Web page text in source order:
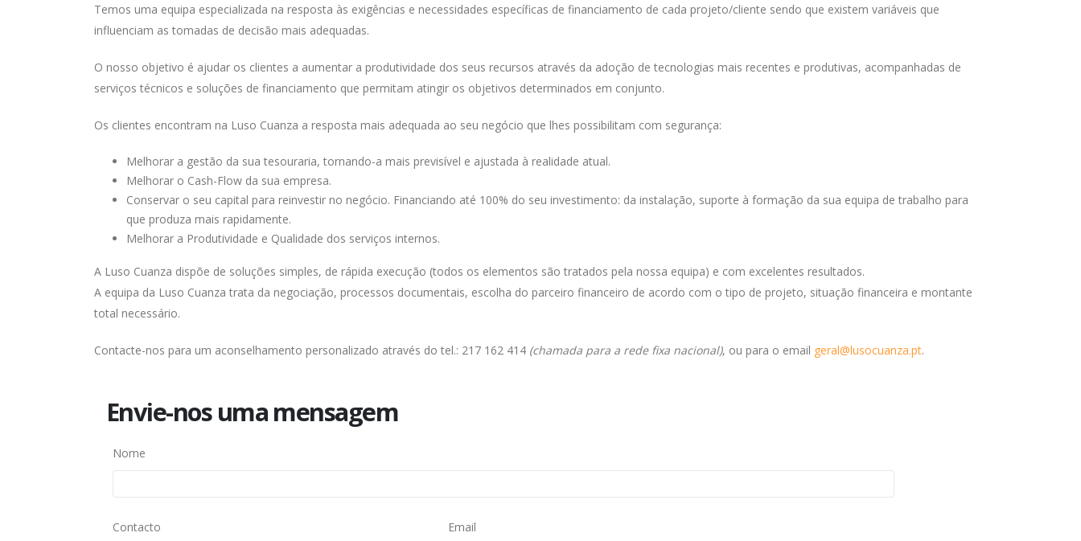
Temos uma equipa especializada na resposta às exigências e necessidades específicas de financiamento de cada projeto/cliente sendo que existem variáveis que
influenciam as tomadas de decisão mais adequadas.
O nosso objetivo é ajudar os clientes a aumentar a produtividade dos seus recursos através da adoção de tecnologias mais recentes e produtivas, acompanhadas de
serviços técnicos e soluções de financiamento que permitam atingir os objetivos determinados em conjunto.
Os clientes encontram na Luso Cuanza a resposta mais adequada ao seu negócio que lhes possibilitam com segurança:
Melhorar a gestão da sua tesouraria, tornando-a mais previsível e ajustada à realidade atual.
Melhorar o Cash-Flow da sua empresa.
Conservar o seu capital para reinvestir no negócio. Financiando até 100% do seu investimento: da instalação, suporte à formação da sua equipa de trabalho para
que produza mais rapidamente.
Melhorar a Produtividade e Qualidade dos serviços internos.
A Luso Cuanza dispõe de soluções simples, de rápida execução (todos os elementos são tratados pela nossa equipa) e com excelentes resultados.
A equipa da Luso Cuanza trata da negociação, processos documentais, escolha do parceiro financeiro de acordo com o tipo de projeto, situação financeira e montante
total necessário.
Contacte-nos para um aconselhamento personalizado através do tel.: 217 162 414 (chamada para a rede fixa nacional), ou para o email geral@lusocuanza.pt.
Envie-nos uma mensagem
Nome
Contacto Email